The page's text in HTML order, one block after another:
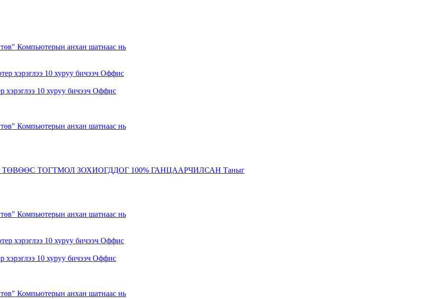
Компьютерын анхан шатнаас нь
хэрэглээ 10 хуруу бичээч Оффис
Компьютерын анхан шатнаас нь
ТОГТМОЛ ЗОХИОГДДОГ 100% ГАНЦААРЧИЛСАН Таныг
Компьютерын анхан шатнаас нь
хэрэглээ 10 хуруу бичээч Оффис
Компьютерын анхан шатнаас нь